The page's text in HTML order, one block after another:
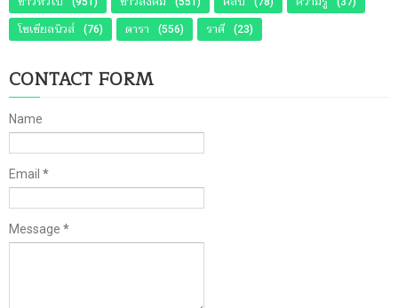
โซเชียลนิวส์ (76) ดารา (556) ราศี (23)
CONTACT FORM
Name
Email *
Message *